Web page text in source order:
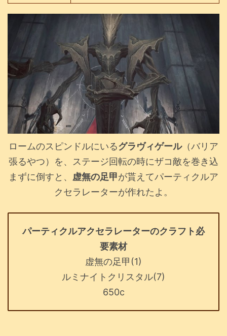
ロームのスピンドルにいるグラヴィゲール（バリア
張るやつ）を、ステージ回転の時にザコ敵を巻き込
まずに倒すと、 虚無の足甲が貰えてパーティクルア
クセラレーターが作れたよ。
パーティクルアクセラレーターのクラフト必
要素材
虚無の足甲(1)
ルミナイトクリスタル(7)
650c